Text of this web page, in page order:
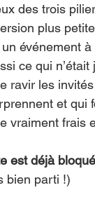
des trois
plus
événement
ce qui
ravir les
et qui
vraiment frais
est déjà
bien parti !)